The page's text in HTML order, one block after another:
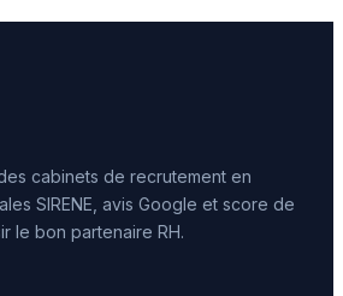
cabinets de recrutement en
SIRENE, avis Google et score de
le bon partenaire RH.